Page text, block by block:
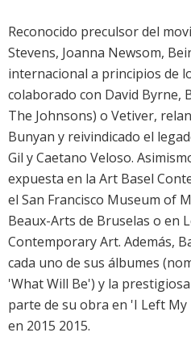
Reconocido preculsor del
Stevens, Joanna Newsom,
internacional a principios de
colaborado con David Byrne,
The Johnsons) o Vetiver,
Bunyan y reivindicado el
Gil y Caetano Veloso.
expuesta en la Art Basel
el San Francisco Museum of
Beaux-Arts de Bruselas o en
Contemporary Art. Además,
cada uno de sus álbumes
'What Will Be') y la
parte de su obra en 'I Left
en 2015 2015.